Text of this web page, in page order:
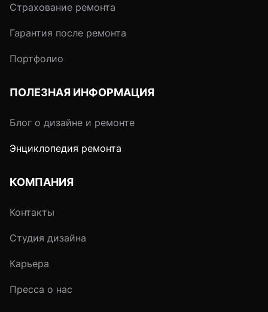
Страхование ремонта
Гарантия после ремонта
Портфолио
ПОЛЕЗНАЯ ИНФОРМАЦИЯ
Блог о дизайне и ремонте
Энциклопедия ремонта
КОМПАНИЯ
Контакты
Студия дизайна
Карьера
Пресса о нас